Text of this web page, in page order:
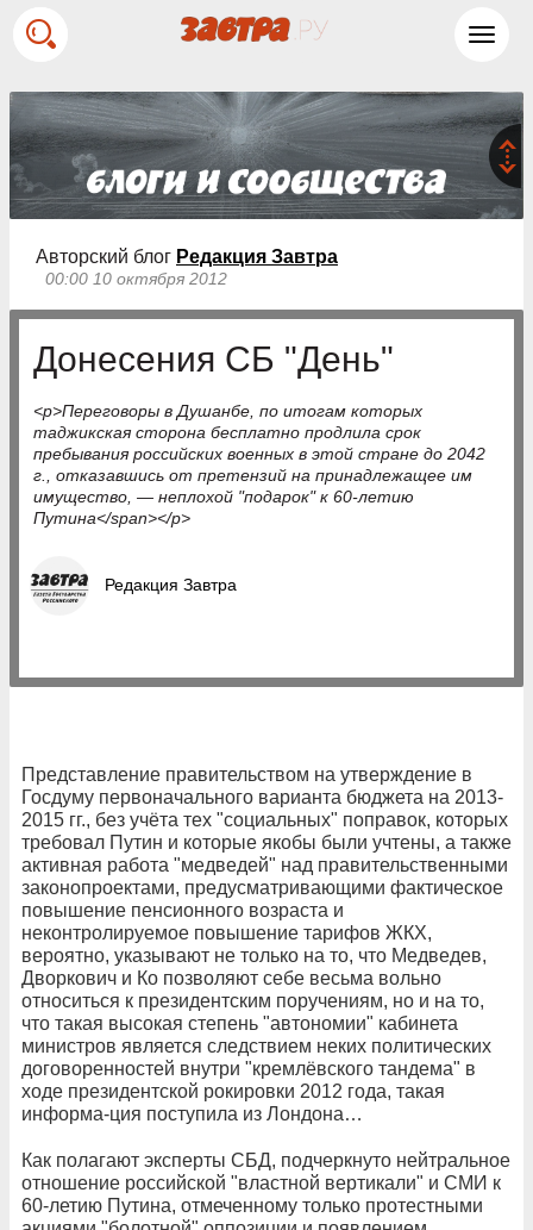
Авторский блог Редакция Завтра
00:00 10 октября 2012
Донесения СБ "День"
<p>Переговоры в Душанбе, по итогам которых
таджикская сторона бесплатно продлила срок
пребывания российских военных в этой стране до 2042
г., отказавшись от претензий на принадлежащее им
имущество, — неплохой "подарок" к 60-летию
Путина</span></p>
Редакция Завтра
Представление правительством на утверждение в
Госдуму первоначального варианта бюджета на 2013-
2015 гг., без учёта тех "социальных" поправок, которых
требовал Путин и которые якобы были учтены, а также
активная работа "медведей" над правительственными
законопроектами, предусматривающими фактическое
повышение пенсионного возраста и
неконтролируемое повышение тарифов ЖКХ,
вероятно, указывают не только на то, что Медведев,
Дворкович и Ко позволяют себе весьма вольно
относиться к президентским поручениям, но и на то,
что такая высокая степень "автономии" кабинета
министров является следствием неких политических
договоренностей внутри "кремлёвского тандема" в
ходе президентской рокировки 2012 года, такая
информа-ция поступила из Лондона…
Как полагают эксперты СБД, подчеркнуто нейтральное
отношение российской "властной вертикали" и СМИ к
60-летию Путина, отмеченному только протестными